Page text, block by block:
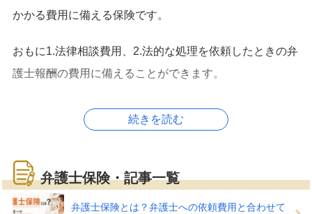
かかる費用に備える保険です。
おもに1.法律相談費用、2.法的な処理を依頼したときの弁
護士報酬の費用に備えることができます。
る？
続きを読む
弁護士保険・記事一覧
弁護士保険とは？弁護士への依頼費用と合わせて